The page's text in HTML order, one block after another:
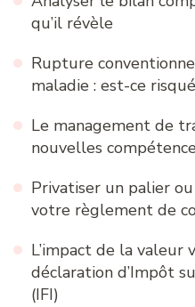
qu’il révèle
Rupture
maladie : est-ce
Le management de
nouvelles
Privatiser un palier
votre règlement de
L’impact de la valeur
déclaration d’Impôt
(IFI)